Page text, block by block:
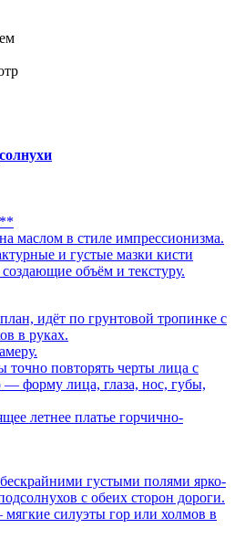
маслом в стиле импрессионизма.
и густые мазки кисти
объём и текстуру.
идёт по грунтовой тропинке с
в руках.
повторять черты лица с
— форму лица, глаза, нос, губы,
летнее платье горчично-
густыми полями ярко-
с обеих сторон дороги.
силуэты гор или холмов в